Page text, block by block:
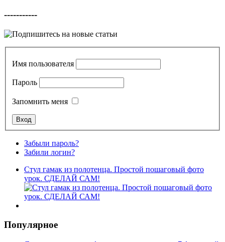
-----------
Имя пользователя
Пароль
Запомнить меня
Забыли пароль?
Забили логин?
Стул гамак из полотенца. Простой пошаговый фото
урок. СДЕЛАЙ САМ!
Популярное